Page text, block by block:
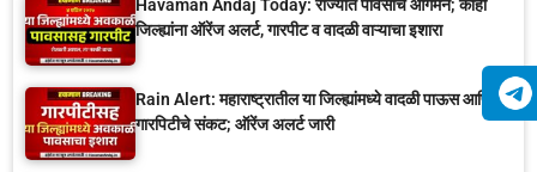
Havaman Andaj Today: राज्यात पावसाचे आगमन; काही
जिल्ह्यांना ऑरेंज अलर्ट, गारपीट व वादळी वाऱ्याचा इशारा
Rain Alert: महाराष्ट्रातील या जिल्ह्यांमध्ये वादळी पाऊस आणि
गारपिटीचे संकट; ऑरेंज अलर्ट जारी